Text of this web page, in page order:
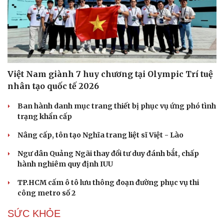
Việt Nam giành 7 huy chương tại Olympic Trí tuệ
nhân tạo quốc tế 2026
Ban hành danh mục trang thiết bị phục vụ ứng phó tình
trạng khẩn cấp
Nâng cấp, tôn tạo Nghĩa trang liệt sĩ Việt - Lào
Ngư dân Quảng Ngãi thay đổi tư duy đánh bắt, chấp
hành nghiêm quy định IUU
TP.HCM cấm ô tô lưu thông đoạn đường phục vụ thi
công metro số 2
SỨC KHỎE